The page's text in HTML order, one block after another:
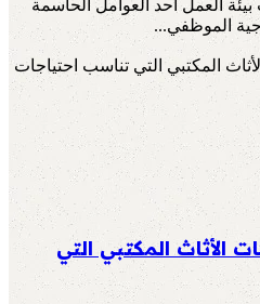
العمل أحد العوامل الحاسمة
الموظفي...
الأثاث المكتبي التي